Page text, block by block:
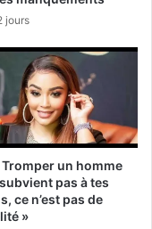
jours
Tromper un homme
pas à tes
ce n’est pas de
»